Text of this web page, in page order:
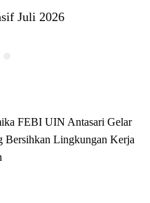
Juli 2026
FEBI UIN Antasari Gelar
Bersihkan Lingkungan Kerja